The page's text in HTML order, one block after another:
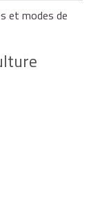
et modes de